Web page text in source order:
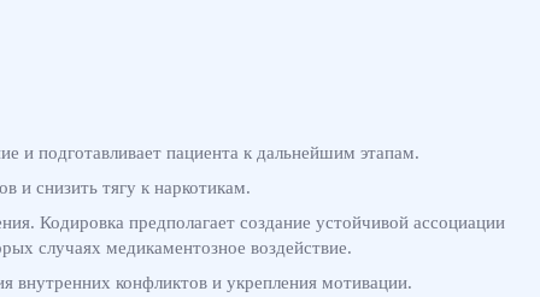
и подготавливает пациента к дальнейшим этапам.
и снизить тягу к наркотикам.
Кодировка предполагает создание устойчивой ассоциации
случаях медикаментозное воздействие.
внутренних конфликтов и укрепления мотивации.